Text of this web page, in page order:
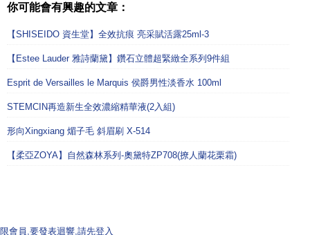
你可能會有興趣的文章：
【SHISEIDO 資生堂】全效抗痕 亮采賦活露25ml-3
【Estee Lauder 雅詩蘭黛】鑽石立體超緊緻全系列9件組
Esprit de Versailles le Marquis 侯爵男性淡香水 100ml
STEMCIN再造新生全效濃縮精華液(2入組)
形向Xingxiang 煝子毛 斜眉刷 X-514
【柔亞ZOYA】自然森林系列-奧黛特ZP708(撩人蘭花栗霜)
限會員,要發表迴響,請先登入